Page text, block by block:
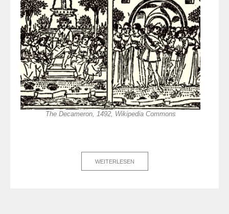
The Decameron, 1492, Wikipedia Commons
WEITERLESEN